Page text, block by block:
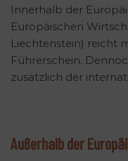
Innerhalb der
Europäischen
Liechtenstein) reicht
Führerschein.
zusätzlich der
Außerhalb der